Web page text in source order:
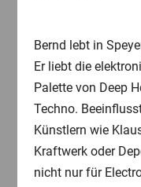
Bernd lebt in
Er liebt die
Palette von Deep
Techno.
Künstlern wie
Kraftwerk oder
nicht nur für